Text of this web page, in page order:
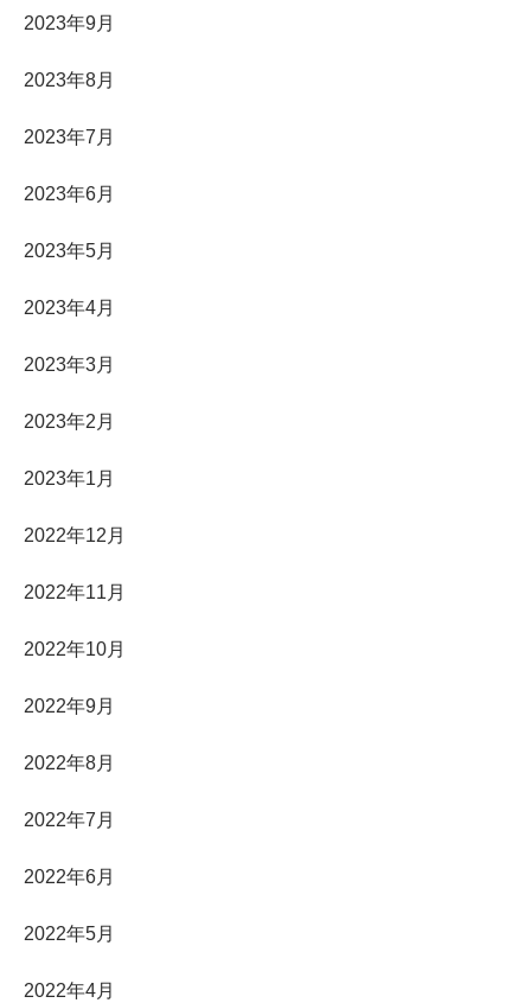
2023年9月
2023年8月
2023年7月
2023年6月
2023年5月
2023年4月
2023年3月
2023年2月
2023年1月
2022年12月
2022年11月
2022年10月
2022年9月
2022年8月
2022年7月
2022年6月
2022年5月
2022年4月